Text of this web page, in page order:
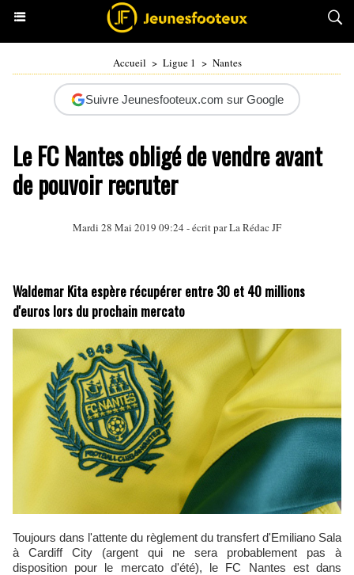
Accueil > Ligue 1 > Nantes
Suivre Jeunesfooteux.com sur Google
Le FC Nantes obligé de vendre avant
de pouvoir recruter
Mardi 28 Mai 2019 09:24 - écrit par La Rédac JF
Waldemar Kita espère récupérer entre 30 et 40 millions
d'euros lors du prochain mercato
Toujours dans l'attente du règlement du transfert d'Emiliano Sala
à Cardiff City (argent qui ne sera probablement pas à
disposition pour le mercato d'été), le FC Nantes est dans